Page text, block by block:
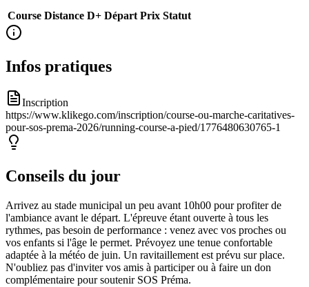
Course Distance D+ Départ Prix Statut
Infos pratiques
Inscription
https://www.klikego.com/inscription/course-ou-marche-caritatives-
pour-sos-prema-2026/running-course-a-pied/1776480630765-1
Conseils du jour
Arrivez au stade municipal un peu avant 10h00 pour profiter de
l'ambiance avant le départ. L'épreuve étant ouverte à tous les
rythmes, pas besoin de performance : venez avec vos proches ou
vos enfants si l'âge le permet. Prévoyez une tenue confortable
adaptée à la météo de juin. Un ravitaillement est prévu sur place.
N'oubliez pas d'inviter vos amis à participer ou à faire un don
complémentaire pour soutenir SOS Préma.